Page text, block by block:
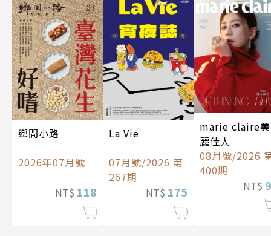
鄉間小路
2026年07月號
NT$ 118
La Vie
07月號/2026 第
267期
NT$ 175
marie claire美
麗佳人
08月號/2026
400期
NT$